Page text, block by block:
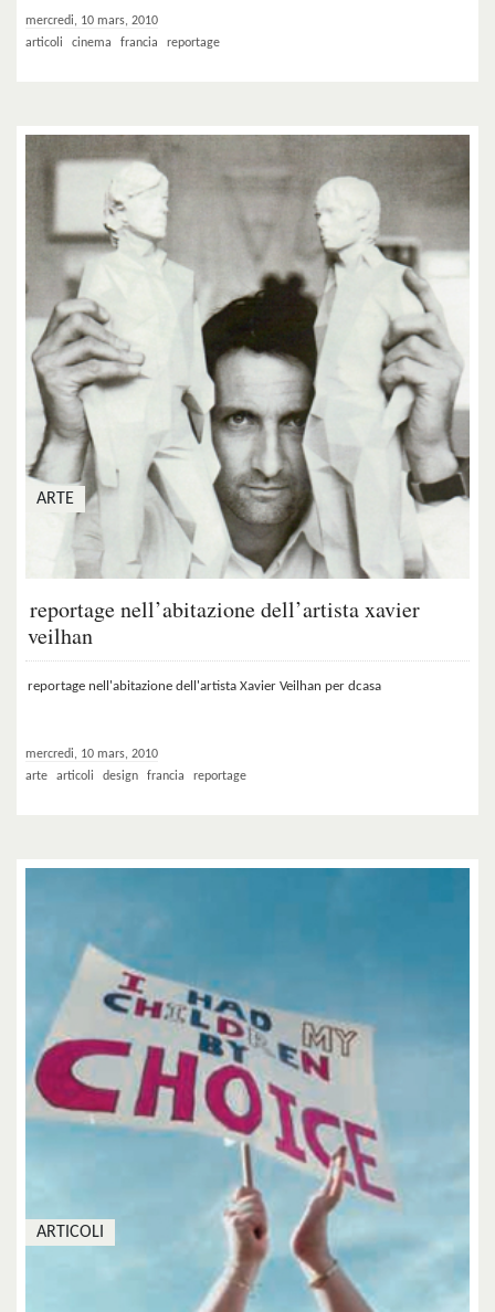
mercredi, 10 mars, 2010
articoli
cinema francia reportage
ARTE
reportage nell’abitazione dell’artista xavier
veilhan
reportage nell'abitazione dell'artista Xavier Veilhan per dcasa
mercredi, 10 mars, 2010
arte
articoli design francia reportage
ARTICOLI